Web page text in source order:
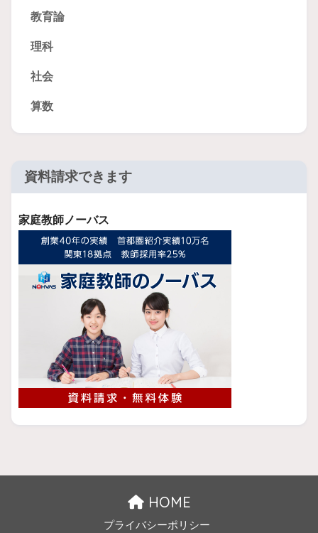
教育論
理科
社会
算数
資料請求できます
家庭教師ノーバス
HOME
プライバシーポリシー